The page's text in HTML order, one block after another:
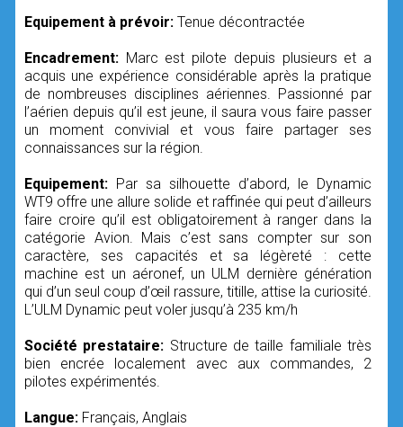
Equipement à prévoir: Tenue décontractée
Encadrement: Marc est pilote depuis plusieurs et a
acquis une expérience considérable après la pratique
de nombreuses disciplines aériennes. Passionné par
l’aérien depuis qu’il est jeune, il saura vous faire passer
un moment convivial et vous faire partager ses
connaissances sur la région.
Equipement: Par sa silhouette d’abord, le Dynamic
WT9 offre une allure solide et raffinée qui peut d’ailleurs
faire croire qu’il est obligatoirement à ranger dans la
catégorie Avion. Mais c’est sans compter sur son
caractère, ses capacités et sa légèreté : cette
machine est un aéronef, un ULM dernière génération
qui d’un seul coup d’œil rassure, titille, attise la curiosité.
L’ULM Dynamic peut voler jusqu’à 235 km/h
Société prestataire: Structure de taille familiale très
bien encrée localement avec aux commandes, 2
pilotes expérimentés.
Langue: Français, Anglais